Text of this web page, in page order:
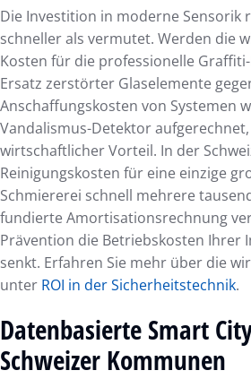
Die Investition in moderne Sensorik
schneller als vermutet. Werden die
Kosten für die professionelle
Ersatz zerstörter Glaselemente
Anschaffungskosten von Systemen
Vandalismus-Detektor
wirtschaftlicher Vorteil. In der
Reinigungskosten für eine einzige
Schmiererei schnell mehrere
fundierte Amortisationsrechnung
Prävention die Betriebskosten Ihrer
senkt. Erfahren Sie mehr über die
unter ROI in der Sicherheitstechnik.
Datenbasierte Smart
Schweizer Kommunen